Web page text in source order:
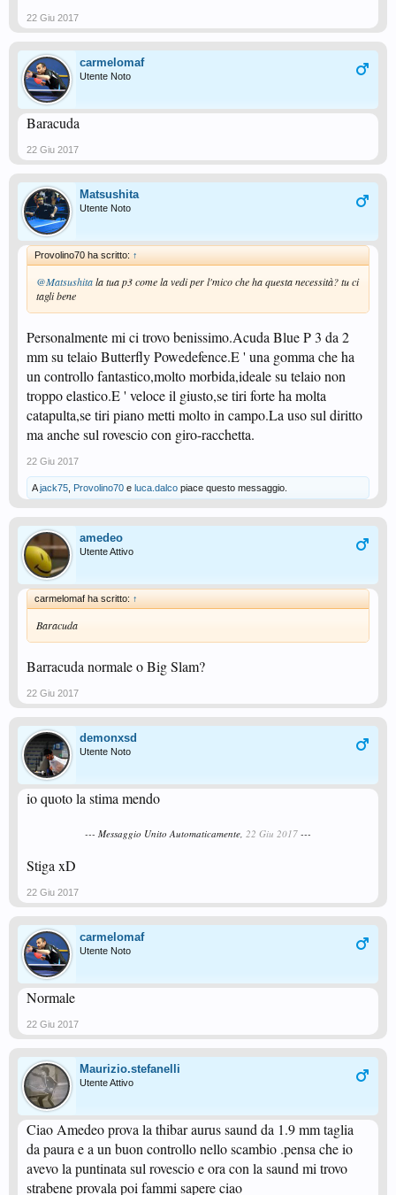
22 Giu 2017
carmelomaf
Utente Noto
Baracuda
22 Giu 2017
Matsushita
Utente Noto
Provolino70 ha scritto: ↑
@Matsushitala tua p3 come la vedi per l'mico che ha questa necessità? tu ci
tagli bene
Personalmente mi ci trovo benissimo.Acuda Blue P 3 da 2
mm su telaio Butterfly Powedefence.E ' una gomma che ha
un controllo fantastico,molto morbida,ideale su telaio non
troppo elastico.E ' veloce il giusto,se tiri forte ha molta
catapulta,se tiri piano metti molto in campo.La uso sul diritto
ma anche sul rovescio con giro-racchetta.
22 Giu 2017
Ajack75 Provolino70 e luca.dalco piace questo messaggio.
amedeo
Utente Attivo
carmelomaf ha scritto: ↑
Baracuda
Barracuda normale o Big Slam?
22 Giu 2017
demonxsd
Utente Noto
io quoto la stima mendo
--- Messaggio Unito Automaticamente, 22 Giu 2017 ---
Stiga xD
22 Giu 2017
carmelomaf
Utente Noto
Normale
22 Giu 2017
Maurizio.stefanelli
Utente Attivo
Ciao Amedeo prova la thibar aurus saund da 1.9 mm taglia
da paura e a un buon controllo nello scambio .pensa che io
avevo la puntinata sul rovescio e ora con la saund mi trovo
strabene provala poi fammi sapere ciao